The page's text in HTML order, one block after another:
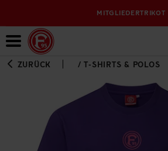
MITGLIEDERTRIKOT
ZURÜCK /T-SHIRTS & POLOS